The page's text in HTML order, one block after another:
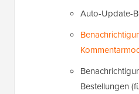
Auto-Update-
Bestellungen